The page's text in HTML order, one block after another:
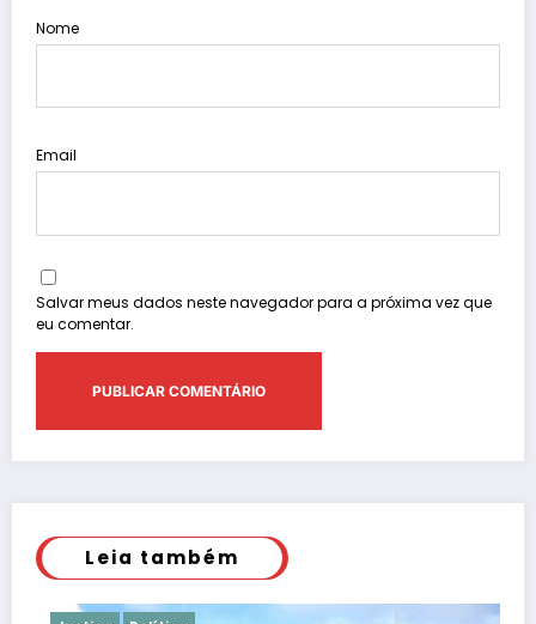
Nome
Email
Salvar meus dados neste navegador para a próxima vez que
eu comentar.
Leia também